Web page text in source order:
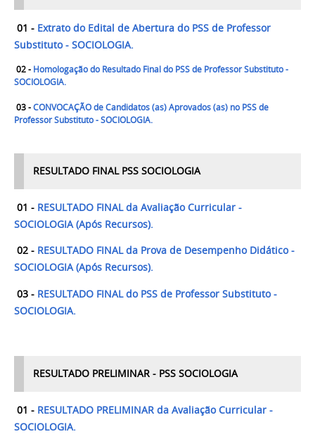
01 - Extrato do Edital de Abertura do PSS de Professor
Substituto - SOCIOLOGIA.
02 - Homologação do Resultado Final do PSS de Professor Substituto -
SOCIOLOGIA.
03 -CONVOCAÇÃO de Candidatos (as) Aprovados (as) no PSS de
Professor Substituto - SOCIOLOGIA.
RESULTADO FINAL PSS SOCIOLOGIA
01 - RESULTADO FINAL da Avaliação Curricular -
SOCIOLOGIA (Após Recursos).
02 - RESULTADO FINAL da Prova de Desempenho Didático -
SOCIOLOGIA (Após Recursos).
03 - RESULTADO FINAL do PSS de Professor Substituto -
SOCIOLOGIA.
RESULTADO PRELIMINAR - PSS SOCIOLOGIA
01 - RESULTADO PRELIMINAR da Avaliação Curricular -
SOCIOLOGIA.